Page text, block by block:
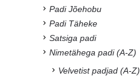
Padi Jõehobu
Padi Täheke
Satsiga padi
Nimetähega padi (A-Z)
Velvetist padjad (A-Z)